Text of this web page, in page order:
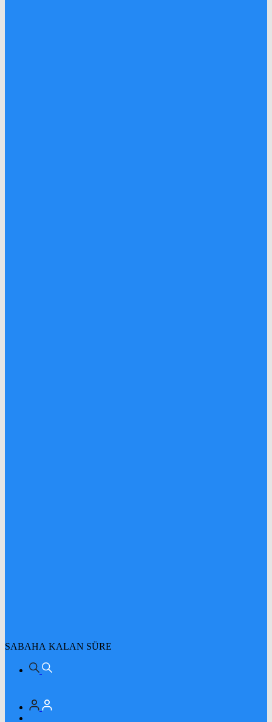
SABAHA KALAN SÜRE